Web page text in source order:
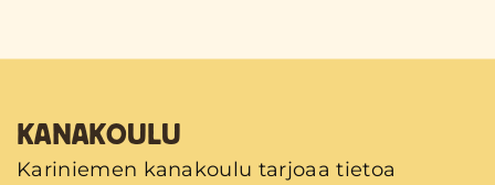
KANAKOULU
Kariniemen kanakoulu tarjoaa tietoa